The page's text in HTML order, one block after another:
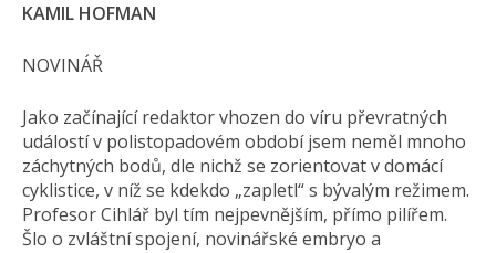
KAMIL HOFMAN
NOVINÁŘ
Jako začínající redaktor vhozen do víru převratných
událostí v polistopadovém období jsem neměl mnoho
záchytných bodů, dle nichž se zorientovat v domácí
cyklistice, v níž se kdekdo „zapletl“ s bývalým režimem.
Profesor Cihlář byl tím nejpevnějším, přímo pilířem.
Šlo o zvláštní spojení, novinářské embryo a